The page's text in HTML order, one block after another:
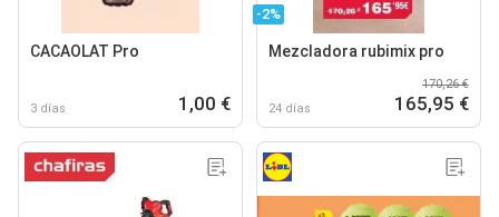
CACAOLAT Pro
3 días 1,00 €
-2%
Mezcladora rubimix pro
24 días
170,26 €
165,95 €